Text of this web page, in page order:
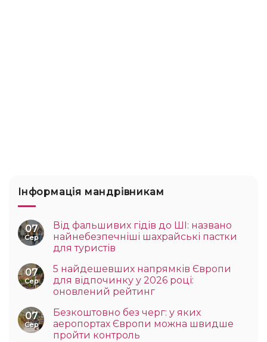
Інформація мандрівникам
07
Сер
Від фальшивих гідів до ШІ: названо
найнебезпечніші шахрайські пастки
для туристів
07
Сер
5 найдешевших напрямків Європи
для відпочинку у 2026 році:
оновлений рейтинг
07
Сер
Безкоштовно без черг: у яких
аеропортах Європи можна швидше
пройти контроль